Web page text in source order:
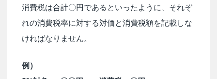
消費税は合計〇円であるといったように、それぞ
れの消費税率に対する対価と消費税額を記載しな
ければなりません。
例）